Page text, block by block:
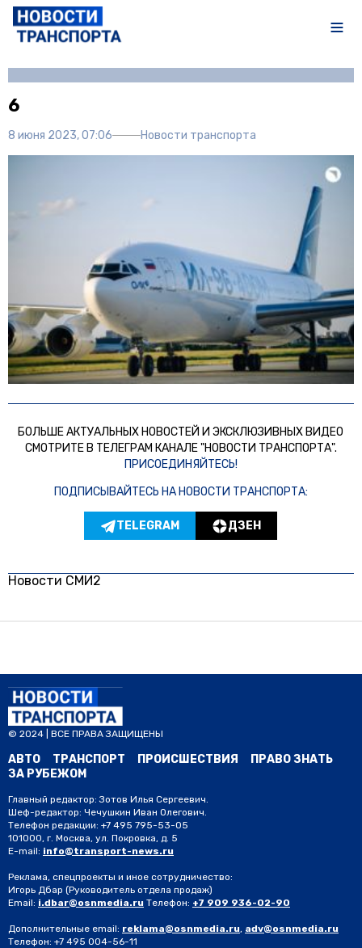
6
8 июня 2023, 07:06 Новости транспорта
БОЛЬШЕ АКТУАЛЬНЫХ НОВОСТЕЙ И ЭКСКЛЮЗИВНЫХ ВИДЕО
СМОТРИТЕ В ТЕЛЕГРАМ КАНАЛЕ "НОВОСТИ ТРАНСПОРТА".
ПРИСОЕДИНЯЙТЕСЬ!
ПОДПИСЫВАЙТЕСЬ НА НОВОСТИ ТРАНСПОРТА:
TELEGRAM ДЗЕН
Новости СМИ2
© 2024 | ВСЕ ПРАВА ЗАЩИЩЕНЫ
АВТО ТРАНСПОРТ ПРОИСШЕСТВИЯ
ПРАВО ЗНАТЬ
ЗА РУБЕЖОМ
Главный редактор: Зотов Илья Сергеевич.
Шеф-редактор: Чечушкин Иван Олегович.
Телефон редакции: +7 495 795-53-05
101000, г. Москва, ул. Покровка, д. 5
E-mail: info@transport-news.ru
Реклама, спецпроекты и иное сотрудничество:
Игорь Дбар (Руководитель отдела продаж)
Email: i.dbar@osnmedia.ru Телефон: +7 909 936-02-90
Дополнительные email: reklama@osnmedia.ru, adv@osnmedia.ru
Телефон: +7 495 004-56-11